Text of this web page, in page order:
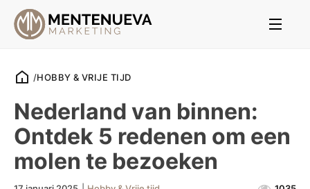
/HOBBY & VRIJE TIJD
Nederland van binnen:
Ontdek 5 redenen om een
molen te bezoeken